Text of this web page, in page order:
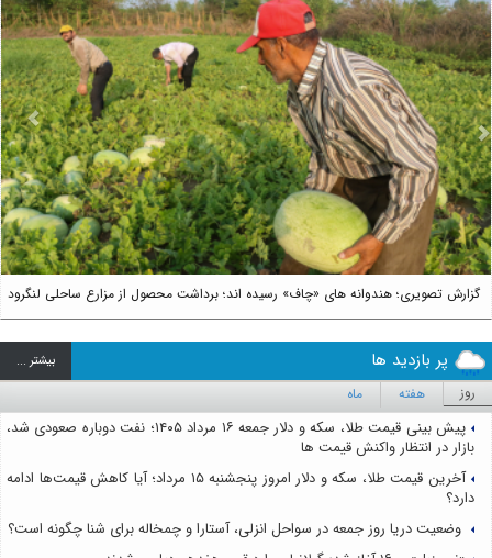
گزارش تصویری؛ هندوانه های «چاف» رسیده اند؛ برداشت محصول از مزارع ساحلی لنگرود
Next
پر بازدید ها بيشتر ...
روز هفته ماه
پیش بینی قیمت طلا، سکه و دلار جمعه ۱۶ مرداد ۱۴۰۵؛ نفت دوباره صعودی شد،
بازار در انتظار واکنش قیمت ها
آخرین قیمت طلا، سکه و دلار امروز پنجشنبه ۱۵ مرداد؛ آیا کاهش قیمت‌ها ادامه
دارد؟
وضعیت دریا روز جمعه در سواحل انزلی، آستارا و چمخاله برای شنا چگونه است؟